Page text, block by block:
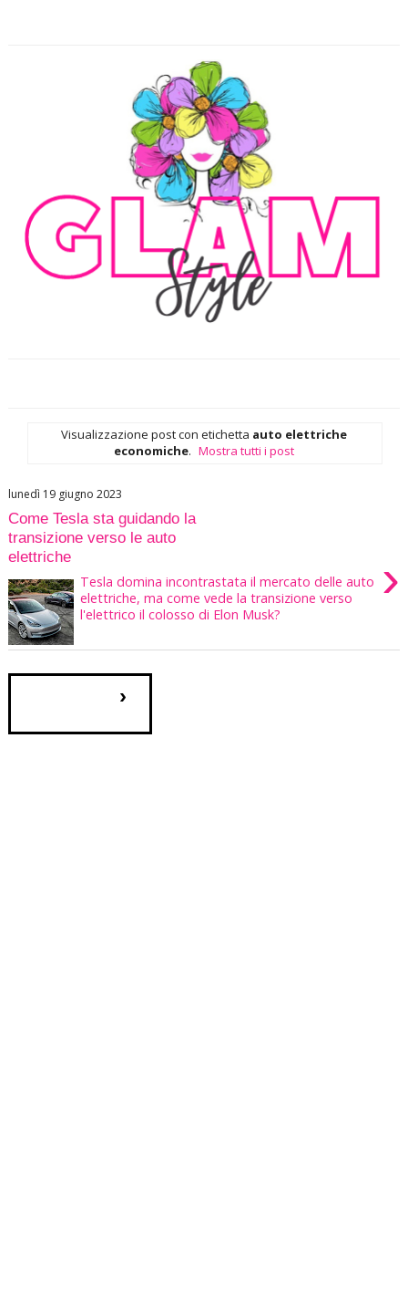
Visualizzazione post con etichetta auto elettriche
economiche. Mostra tutti i post
lunedì 19 giugno 2023
Come Tesla sta guidando la
transizione verso le auto
elettriche
›
Tesla domina incontrastata il mercato delle auto
elettriche, ma come vede la transizione verso
l'elettrico il colosso di Elon Musk?
›